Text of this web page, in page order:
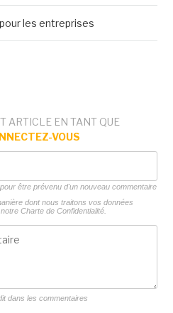
les entreprises
ARTICLE EN TANT QUE
VOUS
être prévenu d'un nouveau commentaire
dont nous traitons vos données
Charte de Confidentialité.
dans les commentaires